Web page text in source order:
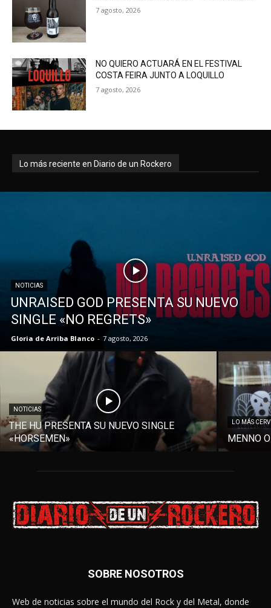
7 agosto, 2026
NO QUIERO ACTUARÁ EN EL FESTIVAL
COSTA FEIRA JUNTO A LOQUILLO
7 agosto, 2026
Lo más reciente en Diario de un Rockero
NOTICIAS
UNRAISED GOD PRESENTA SU NUEVO
SINGLE «NO REGRETS»
Gloria de Arriba Blanco - 7 agosto, 2026
NOTICIAS
THE HU PRESENTA SU NUEVO SINGLE
«HORSEMEN»
LO MÁS
MENNO
SOBRE NOSOTROS
Web de noticias sobre el mundo del Rock y del Metal, donde